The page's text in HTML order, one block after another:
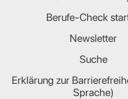
Berufe-Check
Newsletter
Suche
Erklärung zur
Sprache)